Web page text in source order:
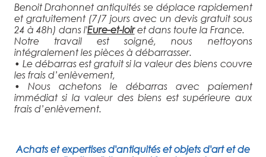
Benoit Drahonnet antiquités se déplace rapidement
et gratuitement (7/7 jours avec un devis gratuit sous
24 à 48h) dans l'Eure-et-loiret dans toute la France.
Notre travail est soigné, nous nettoyons
intégralement les pièces à débarrasser.
• Le débarras est gratuit si la valeur des biens couvre
les frais d’enlèvement,
• Nous achetons le débarras avec paiement
immédiat si la valeur des biens est supérieure aux
frais d’enlèvement.
Achats et expertises d'antiquités et objets d'art et de